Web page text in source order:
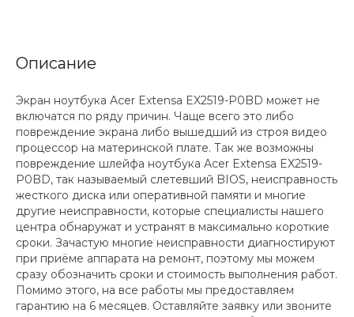
Описание
Экран ноутбука Acer Extensa EX2519-P0BD может не
включатся по ряду причин. Чаще всего это либо
повреждение экрана либо вышедший из строя видео
процессор на материнской плате. Так же возможны
повреждение шлейфа ноутбука Acer Extensa EX2519-
P0BD, так называемый слетевший BIOS, неисправность
жесткого диска или оперативной памяти и многие
другие неисправности, которые специалисты нашего
центра обнаружат и устранят в максимально короткие
сроки. Зачастую многие неисправности диагностируют
при приёме аппарата на ремонт, поэтому мы можем
сразу обозначить сроки и стоимость выполнения работ.
Помимо этого, на все работы мы предоставляем
гарантию на 6 месяцев. Оставляйте заявку или звоните